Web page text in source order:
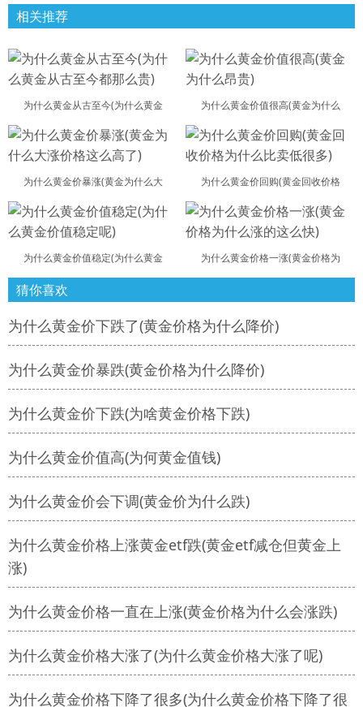
相关推荐
为什么黄金从古至今(为什么黄金 为什么黄金价值很高(黄金为什么
为什么黄金价暴涨(黄金为什么大 为什么黄金价回购(黄金回收价格
为什么黄金价值稳定(为什么黄金 为什么黄金价格一涨(黄金价格为
猜你喜欢
为什么黄金价下跌了(黄金价格为什么降价)
为什么黄金价暴跌(黄金价格为什么降价)
为什么黄金价下跌(为啥黄金价格下跌)
为什么黄金价值高(为何黄金值钱)
为什么黄金价会下调(黄金价为什么跌)
为什么黄金价格上涨黄金etf跌(黄金etf减仓但黄金上
涨)
为什么黄金价格一直在上涨(黄金价格为什么会涨跌)
为什么黄金价格大涨了(为什么黄金价格大涨了呢)
为什么黄金价格下降了很多(为什么黄金价格下降了很